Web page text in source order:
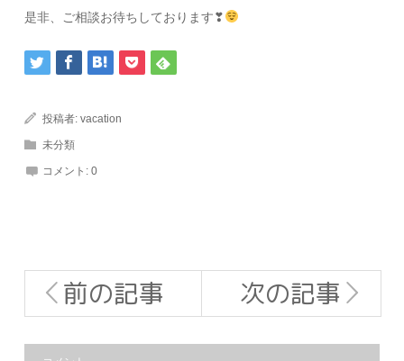
是非、ご相談お待ちしております❣
投稿者:vacation
未分類
コメント:0
前の記事 次の記事